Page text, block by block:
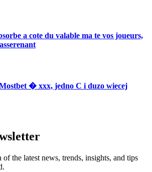
a cote du valable ma te vos joueurs,
� xxx, jedno C i duzo wiecej
the latest news, trends, insights, and tips